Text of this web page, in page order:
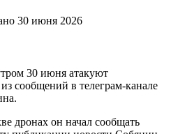
30 июня 2026
30 июня атакуют
сообщений в телеграм-канале
дронах он начал сообщать